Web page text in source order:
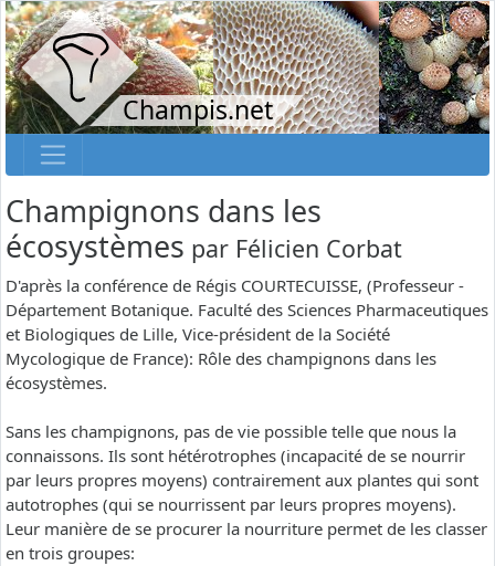
Champis.net
Champignons dans les
écosystèmes par Félicien Corbat
D'après la conférence de Régis COURTECUISSE, (Professeur -
Département Botanique. Faculté des Sciences Pharmaceutiques
et Biologiques de Lille, Vice-président de la Société
Mycologique de France): Rôle des champignons dans les
écosystèmes.
Sans les champignons, pas de vie possible telle que nous la
connaissons. Ils sont hétérotrophes (incapacité de se nourrir
par leurs propres moyens) contrairement aux plantes qui sont
autotrophes (qui se nourrissent par leurs propres moyens).
Leur manière de se procurer la nourriture permet de les classer
en trois groupes: